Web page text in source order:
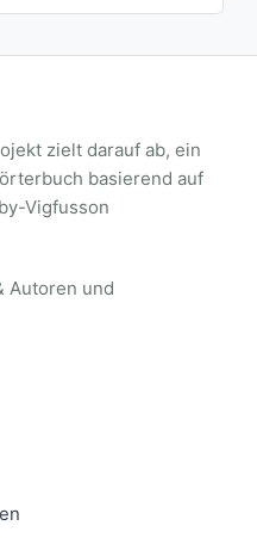
zielt darauf ab, ein
basierend auf
Vigfusson
Autoren und